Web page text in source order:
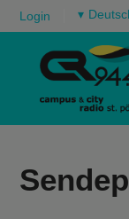
Login ▾